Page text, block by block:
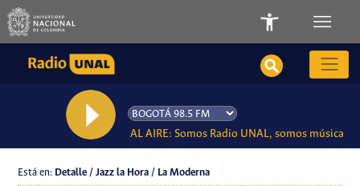
AL AIRE: Somos Radio UNAL, somos música
Está en: Detalle / Jazz la Hora / La Moderna